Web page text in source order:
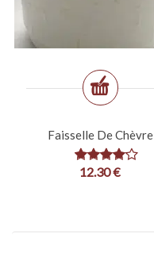
Faisselle De Chèvre
12.30€